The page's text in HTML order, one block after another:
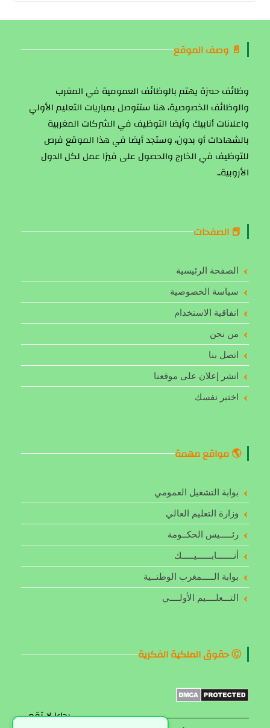
📄 وصف الموقع
وظائف حمزة يهتم بالوظائف العمومية في المغرب
والوظائف الخصوصية، هنا ستتوصل بمباريات التعليم الأولي
واعلانات أنابيك وأيضا التوظيف في الشركات المغربية
بالشهادات أو بدون، وستجد أيضا في هذا الموقع فرص
للتوظيف في الخارج والحصول على فيزا عمل لكل الدول
الأروبية..
📕 الصفحات
الصفحة الرئيسية
سياسة الخصوصية
اتفاقية الاستخدام
من نحن
اتصل بنا
انشر إعلان على موقعنا
اختبر نفسك
🌎 مواقع مهمة
بوابة التشغيل العمومي
وزارة التعليم العالي
رئـــــيس الحكــومة
أنـــــــابــــــيـــــك
بوابة الـــــمغرب الوطنــية
التـــعلــــيم الأولــــي
Ⓒ حقوق الملكية الفكرية
ـــــــــــــــــــــــــــــــــــــــــــــــــــــــــــــــــــــــــ رجاءا لا تقم